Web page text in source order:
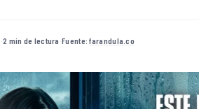
·2 min de lectura ·Fuente:farandula.co